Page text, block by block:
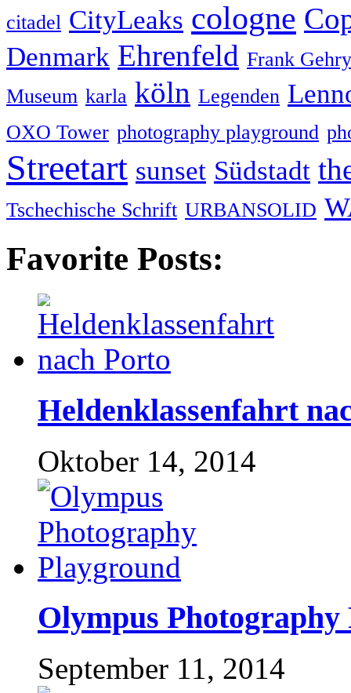
citadel CityLeaks cologne
Denmark Ehrenfeld Frank Gehry
Museum karla köln Legenden
OXO Tower photography playground
Streetart sunset Südstadt
Tschechische Schrift URBANSOLID
Favorite Posts:
Heldenklassenfahrt
Oktober 14, 2014
Olympus Photography
September 11, 2014